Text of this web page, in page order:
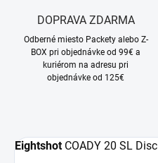
DOPRAVA ZDARMA
Odberné miesto Packety alebo Z-
BOX pri objednávke od 99€ a
kuriérom na adresu pri
objednávke od 125€
EightshotCOADY 20 SL Disc